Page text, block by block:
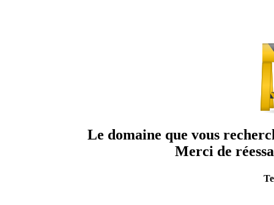
Le domaine que vous
Merci de